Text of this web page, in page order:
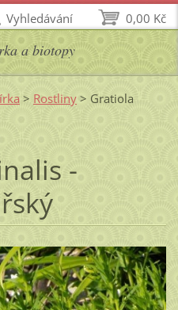
a biotopy
> Rostliny > Gratiola
-
0,00 Kč
Vyhledávání